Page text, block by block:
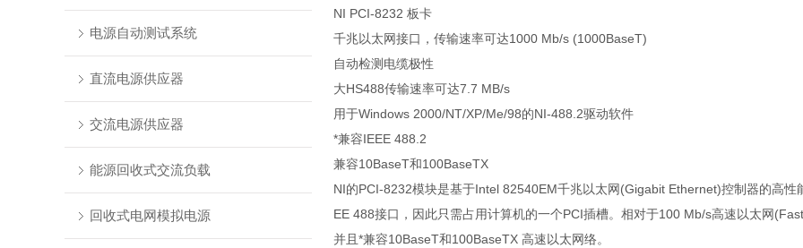
电源自动测试系统
直流电源供应器
交流电源供应器
能源回收式交流负载
回收式电网模拟电源
NI PCI-8232 板卡
千兆以太网接口，传输速率可达1000 Mb/s (1000BaseT)
自动检测电缆极性
大HS488传输速率可达7.7 MB/s
用于Windows 2000/NT/XP/Me/98的NI-488.2驱动软件
*兼容IEEE 488.2
兼容10BaseT和100BaseTX
NI的PCI-8232模块是基于Intel 82540EM千兆以太网(Gigabit Ethernet)控制器的高
EE 488接口，因此只需占用计算机的一个PCI插槽。相对于100 Mb/s高速以太网
并且*兼容10BaseT和100BaseTX 高速以太网络。